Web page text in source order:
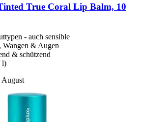
True Coral Lip Balm, 10
- auch sensible
Wangen & Augen
& schützend
l)
August